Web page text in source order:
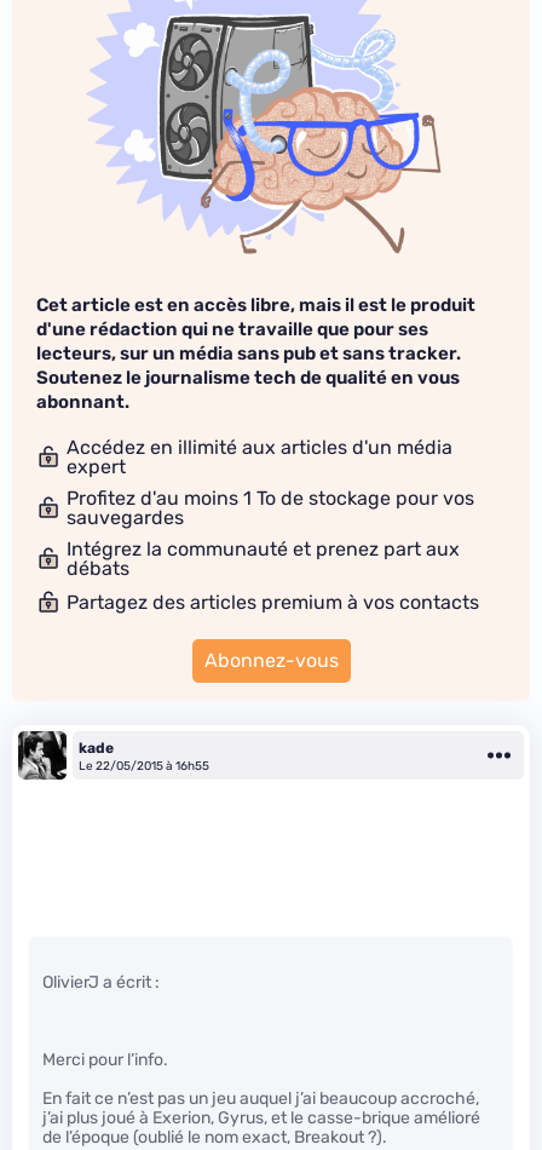
Cet article est en accès libre, mais il est le produit
d'une rédaction qui ne travaille que pour ses
lecteurs, sur un média sans pub et sans tracker.
Soutenez le journalisme tech de qualité en vous
abonnant.
Accédez en illimité aux articles d'un média
expert
Profitez d'au moins 1 To de stockage pour vos
sauvegardes
Intégrez la communauté et prenez part aux
débats
Partagez des articles premium à vos contacts
Abonnez-vous
kade
Le 22/05/2015 à 16h55
OlivierJ a écrit :
Merci pour l’info.
En fait ce n’est pas un jeu auquel j’ai beaucoup accroché,
j’ai plus joué à Exerion, Gyrus, et le casse-brique amélioré
de l’époque (oublié le nom exact, Breakout ?).